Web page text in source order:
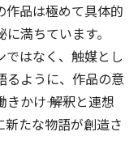
作品は極めて具体的
満ちています。
ではなく、触媒とし
るように、作品の意
かけ―― 解釈と連想
たな物語が創造さ